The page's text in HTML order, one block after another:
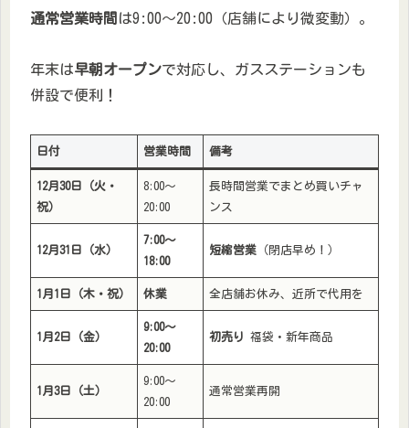
通常営業時間 は9:00～20:00（店舗により微変動）。
年末は早朝オープンで対応し、ガスステーションも
併設で便利！
日付 営業時間 備考
12月30日（火・
祝）
8:00～
20:00
長時間営業でまとめ買いチャ
ンス
12月31日（水）
7:00～
18:00
短縮営業 （閉店早め！）
1月1日（木・祝） 休業 全店舗お休み、近所で代用を
1月2日（金）
9:00～
20:00
初売り 福袋・新年商品
1月3日（土）
9:00～
20:00
通常営業再開